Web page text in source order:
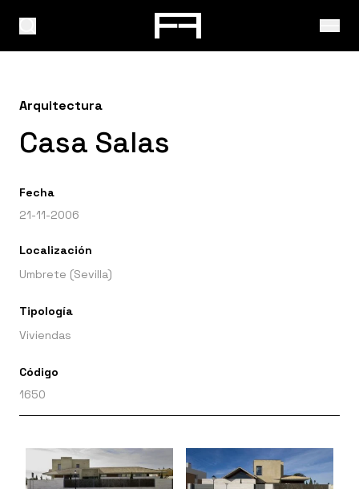
Arquitectura
Casa Salas
Fecha
21-11-2006
Localización
Umbrete (Sevilla)
Tipología
Viviendas
Código
1650